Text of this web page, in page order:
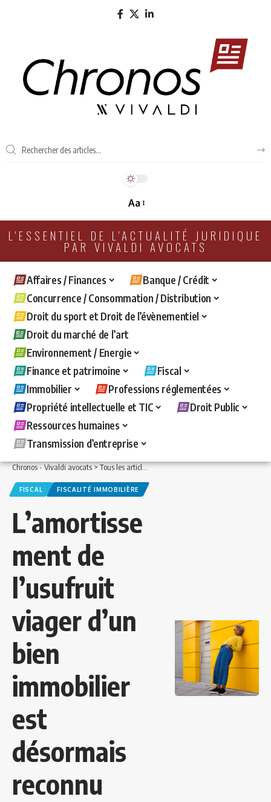
Aa
L'ESSENTIEL DE L'ACTUALITÉ JURIDIQUE
PAR VIVALDI AVOCATS
Affaires / Finances
Banque / Crédit
Concurrence / Consommation / Distribution
Droit du sport et Droit de l’évènementiel
Droit du marché de l’art
Environnement / Energie
Finance et patrimoine
Fiscal
Immobilier
Professions réglementées
Propriété intellectuelle et TIC
Droit Public
Ressources humaines
Transmission d’entreprise
Chronos - Vivaldi avocats>Tous les articles >Immobilier>Fiscalité immobilière>
FISCAL FISCALITÉ IMMOBILIÈRE
L’amortisse
ment de
l’usufruit
viager d’un
bien
immobilier
est
désormais
reconnu